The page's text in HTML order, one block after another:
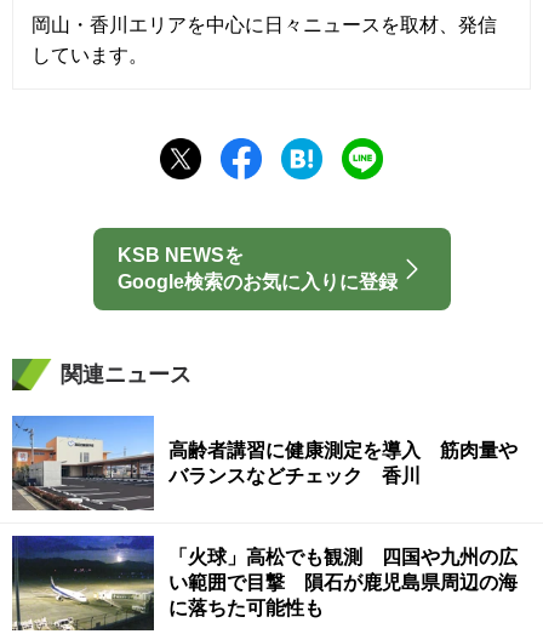
岡山・香川エリアを中心に日々ニュースを取材、発信
しています。
KSB NEWSを
Google検索のお気に入りに登録
関連ニュース
高齢者講習に健康測定を導入 筋肉量や
バランスなどチェック 香川
「火球」高松でも観測 四国や九州の広
い範囲で目撃 隕石が鹿児島県周辺の海
に落ちた可能性も